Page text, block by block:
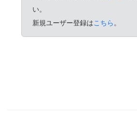
い。
新規ユーザー登録はこちら 。